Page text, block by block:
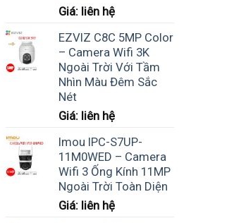
Giá: liên hệ
EZVIZ C8C 5MP Color
– Camera Wifi 3K
Ngoài Trời Với Tầm
Nhìn Màu Đêm Sắc
Nét
Giá: liên hệ
Imou IPC-S7UP-
11M0WED – Camera
Wifi 3 Ống Kính 11MP
Ngoài Trời Toàn Diện
Giá: liên hệ